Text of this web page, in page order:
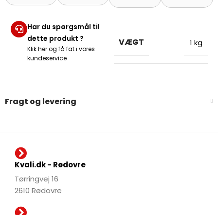
Har du spørgsmål til
dette produkt ?
Klik her og få fat i vores
kundeservice
VÆGT 1 kg
Fragt og levering
Kvali.dk - Rødovre
Tørringvej 16
2610 Rødovre